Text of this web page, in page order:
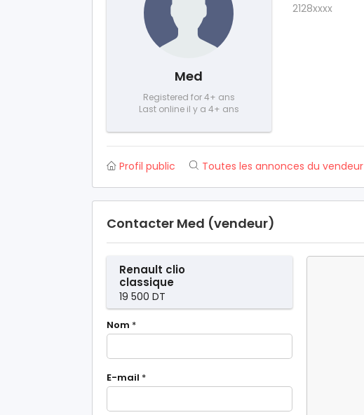
Med
Registered for 4+ ans
Last online il y a 4+ ans
2128xxxx
Profil public Toutes les annonces du vendeur
Contacter Med (vendeur)
Renault clio
classique
19 500 DT
Nom *
E-mail *